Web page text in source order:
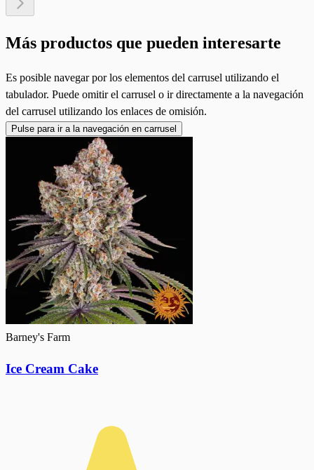
Más productos que pueden interesarte
Es posible navegar por los elementos del carrusel utilizando el
tabulador. Puede omitir el carrusel o ir directamente a la navegación
del carrusel utilizando los enlaces de omisión.
Pulse para ir a la navegación en carrusel
Barney's Farm
Ice Cream Cake